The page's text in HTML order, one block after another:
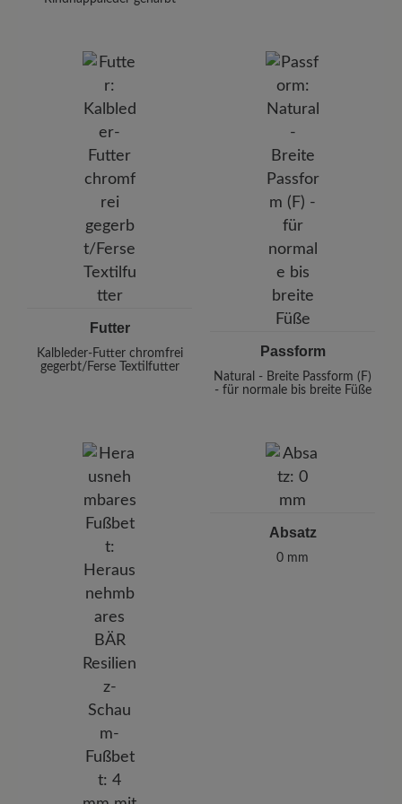
Futter
Kalbleder-Futter chromfrei
gegerbt/Ferse Textilfutter
Passform
Natural - Breite Passform (F)
- für normale bis breite Füße
Absatz
0 mm